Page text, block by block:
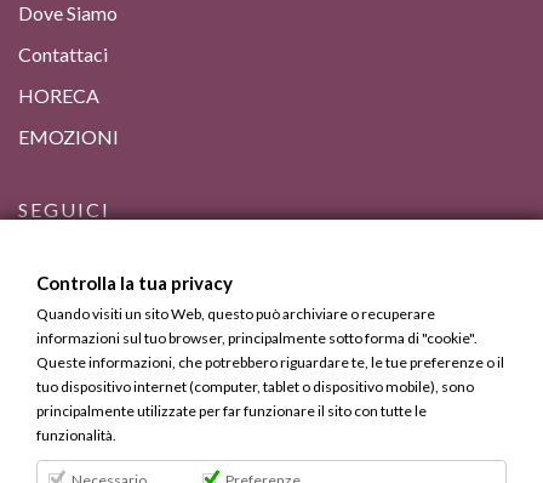
Dove Siamo
Contattaci
HORECA
EMOZIONI
SEGUICI
Controlla la tua privacy
Quando visiti un sito Web, questo può archiviare o recuperare
informazioni sul tuo browser, principalmente sotto forma di "cookie".
Queste informazioni, che potrebbero riguardare te, le tue preferenze o il
tuo dispositivo internet (computer, tablet o dispositivo mobile), sono
principalmente utilizzate per far funzionare il sito con tutte le
funzionalità.